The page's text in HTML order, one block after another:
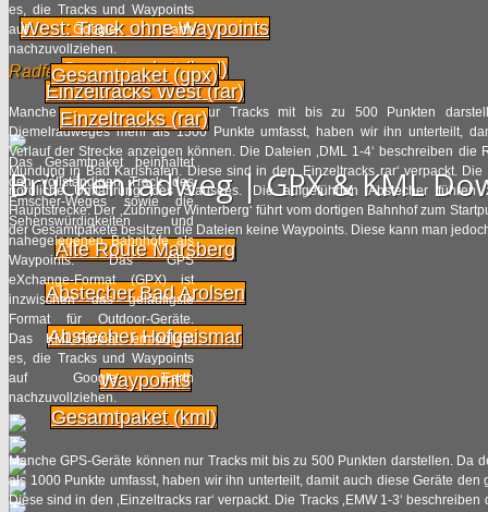
West: Track ohne Waypoints
Radfernweg
Einzeltracks West (rar)
Brückenradweg | GPX & KML
es, die Tracks und Waypoints
auf Google Earth
nachzuvollziehen.
Gesamtpaket (kml)
Manche GPS-Geräte können nur Tracks mit bis zu 500 Punkten
Diemelradweges mehr als 1500 Punkte umfasst, haben wir ihn unterteilt,
Verlauf der Strecke anzeigen können. Die Dateien ‚DML 1-4‘ beschreiben
Mündung in Bad Karlshafen. Diese sind in den ‚Einzeltracks rar‘ verpackt.
nördliche Umfahrung des Stausees. Die aufgeführten Abstecher
Hauptstrecke. Der ‚Zubringer Winterberg‘ führt vom dortigen Bahnhof zum
der Gesamtpakete besitzen die Dateien keine Waypoints. Diese kann man
Alte Route Marsberg
Abstecher Bad Arolsen
Abstecher Hofgeismar
Waypoints
Gesamtpaket (gpx)
Einzeltracks (rar)
Das Gesamtpaket beinhaltet
den vollständigen Track des
Emscher-Weges sowie die
Sehenswürdigkeiten und
nahegelegenen Bahnhöfe als
Waypoints. Das GPS
eXchange-Format (GPX) ist
inzwischen das geläufigste
Format für Outdoor-Geräte.
Das KML-Format ermöglicht
es, die Tracks und Waypoints
auf Google Earth
nachzuvollziehen.
Gesamtpaket (kml)
Manche GPS-Geräte können nur Tracks mit bis zu 500 Punkten darstellen. Da
als 1000 Punkte umfasst, haben wir ihn unterteilt, damit auch diese Geräte
Diese sind in den ‚Einzeltracks rar‘ verpackt. Die Tracks ‚EMW 1-3‘